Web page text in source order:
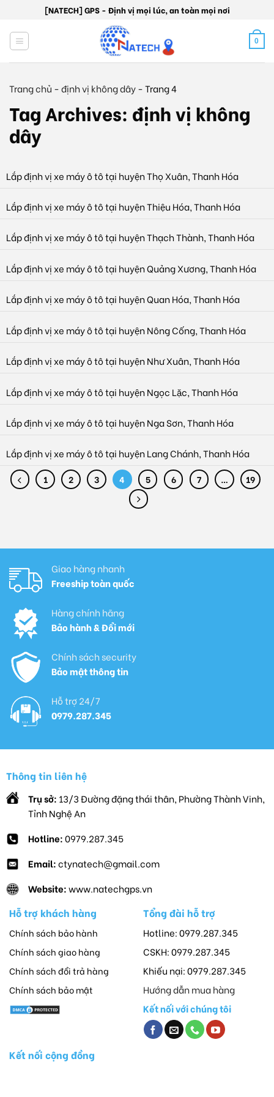
content
[NATECH] GPS - Định vị mọi lúc, an toàn mọi nơi
0
Trang chủ -định vị không dây-Trang 4
Tag Archives: định vị không
dây
Lắp định vị xe máy ô tô tại huyện Thọ Xuân, Thanh Hóa
Lắp định vị xe máy ô tô tại huyện Thiệu Hóa, Thanh Hóa
Lắp định vị xe máy ô tô tại huyện Thạch Thành, Thanh Hóa
Lắp định vị xe máy ô tô tại huyện Quảng Xương, Thanh Hóa
Lắp định vị xe máy ô tô tại huyện Quan Hóa, Thanh Hóa
Lắp định vị xe máy ô tô tại huyện Nông Cống, Thanh Hóa
Lắp định vị xe máy ô tô tại huyện Như Xuân, Thanh Hóa
Lắp định vị xe máy ô tô tại huyện Ngọc Lặc, Thanh Hóa
Lắp định vị xe máy ô tô tại huyện Nga Sơn, Thanh Hóa
Lắp định vị xe máy ô tô tại huyện Lang Chánh, Thanh Hóa
1 2 3 4 5 6 7 … 19
Giao hàng nhanh
Freeship toàn quốc
Hàng chính hãng
Bảo hành & Đổi mới
Chính sách security
Bảo mật thông tin
Hỗ trợ 24/7
0979.287.345
Thông tin liên hệ
Trụ sở: 13/3 Đường đặng thái thân, Phường Thành Vinh,
Tỉnh Nghệ An
Hotline:0979.287.345
Email:ctynatech@gmail.com
Website:www.natechgps.vn
Hỗ trợ khách hàng
Chính sách bảo hành
Chính sách giao hàng
Chính sách đổi trả hàng
Chính sách bảo mật
Tổng đài hỗ trợ
Hotline: 0979.287.345
CSKH: 0979.287.345
Khiếu nại: 0979.287.345
Hướng dẫn mua hàng
Kết nối với chúng tôi
Kết nối cộng đồng